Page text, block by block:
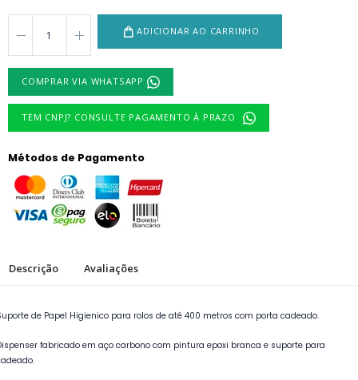
ADICIONAR AO CARRINHO
COMPRAR VIA WHATSAPP
TEM CNPJ? CONSULTE PAGAMENTO À PRAZO
Métodos de Pagamento
Descrição Avaliações
de Papel Higienico para rolos de até 400 metros com porta cadeado.
fabricado em aço carbono com pintura epoxi branca e suporte para